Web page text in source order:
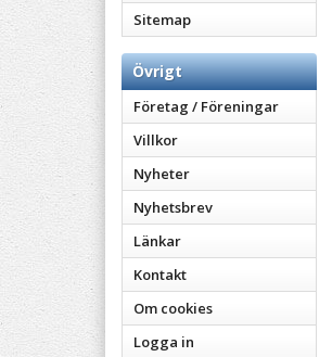
Sitemap
Övrigt
Företag / Föreningar
Villkor
Nyheter
Nyhetsbrev
Länkar
Kontakt
Om cookies
Logga in